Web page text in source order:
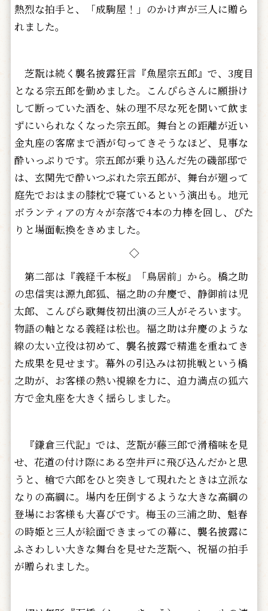
熱烈な拍手と、「成駒屋！」のかけ声が三人に贈ら
れました。
芝翫は続く襲名披露狂言『魚屋宗五郎』で、3度目
となる宗五郎を勤めました。こんぴらさんに願掛け
して断っていた酒を、妹の理不尽な死を聞いて飲ま
ずにいられなくなった宗五郎。舞台との距離が近い
金丸座の客席まで酒が匂ってきそうなほど、見事な
酔いっぷりです。宗五郎が乗り込んだ先の磯部邸で
は、玄関先で酔いつぶれた宗五郎が、舞台が廻って
庭先でおはまの膝枕で寝ているという演出も。地元
ボランティアの方々が奈落で4本の力棒を回し、ぴた
りと場面転換をきめました。
◇
第二部は『義経千本桜』「鳥居前」から。橋之助
の忠信実は源九郎狐、福之助の弁慶で、静御前は児
太郎、こんぴら歌舞伎初出演の三人がそろいます。
物語の軸となる義経は松也。福之助は弁慶のような
線の太い立役は初めて、襲名披露で精進を重ねてき
た成果を見せます。幕外の引込みは初挑戦という橋
之助が、お客様の熱い視線を力に、迫力満点の狐六
方で金丸座を大きく揺らしました。
『鎌倉三代記』では、芝翫が藤三郎で滑稽味を見
せ、花道の付け際にある空井戸に飛び込んだかと思
うと、槍で六郎をひと突きして現れたときは立派な
なりの高綱に。場内を圧倒するような大きな高綱の
登場にお客様も大喜びです。梅玉の三浦之助、魁春
の時姫と三人が絵面できまっての幕に、襲名披露に
ふさわしい大きな舞台を見せた芝翫へ、祝福の拍手
が贈られました。